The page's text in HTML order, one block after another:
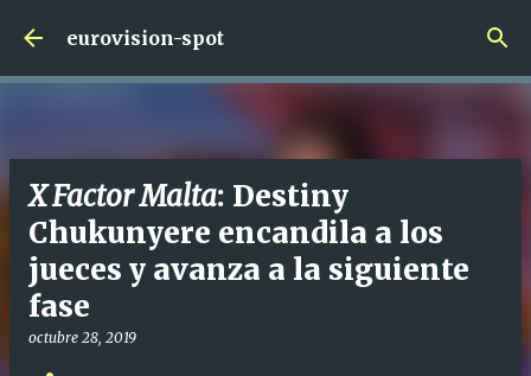
Ir al contenido principal
eurovision-spot
X Factor Malta: Destiny
Chukunyere encandila a los
jueces y avanza a la siguiente
fase
octubre 28, 2019